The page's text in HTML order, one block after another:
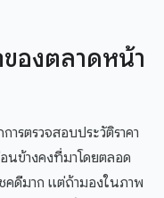
องตลาดหน้า
ารตรวจสอบประวัติราคา
นข้างคงที่มาโดยตลอด
คดีมาก แต่ถ้ามองในภาพ